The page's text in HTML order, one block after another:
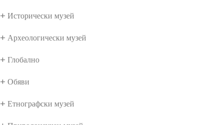
Исторически музей
Археологически музей
Глобално
Обяви
Етнографски музей